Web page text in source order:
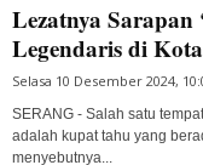
Lezatnya Sarapan
Legendaris di
Selasa 10 Desember 2024,
SERANG - Salah satu
adalah kupat tahu yang
menyebutnya...